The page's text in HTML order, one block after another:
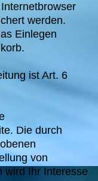
werden.
Einlegen
ist Art. 6
Die durch
von
wird Ihr Interesse